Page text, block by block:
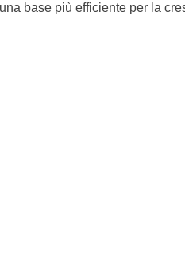
base più efficiente per la